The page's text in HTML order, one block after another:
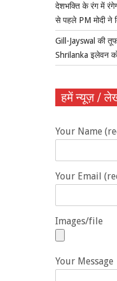
देशभक्ति के रंग में
से पहले PM मोदी ने
Gill-Jayswal की
Shrilanka इलेवन
हमें न्यूज़ /
Your Name
Your Email
Images/file
Your Message